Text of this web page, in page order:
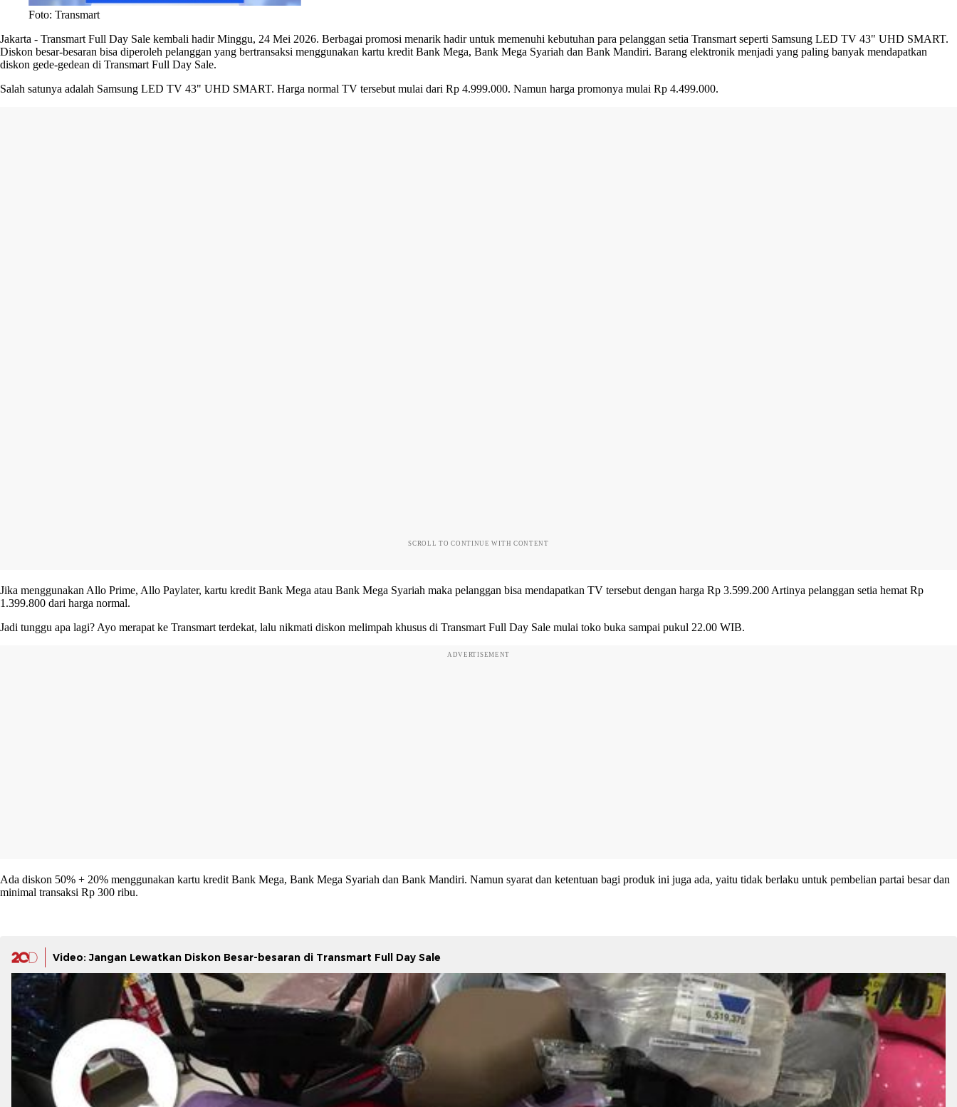
Foto: Transmart
Jakarta - Transmart Full Day Sale kembali hadir Minggu, 24 Mei 2026. Berbagai promosi menarik hadir untuk memenuhi kebutuhan para pelanggan setia Transmart seperti Samsung LED TV 43" UHD SMART.
Diskon besar-besaran bisa diperoleh pelanggan yang bertransaksi menggunakan kartu kredit Bank Mega, Bank Mega Syariah dan Bank Mandiri. Barang elektronik menjadi yang paling banyak mendapatkan
diskon gede-gedean di Transmart Full Day Sale.
Salah satunya adalah Samsung LED TV 43" UHD SMART. Harga normal TV tersebut mulai dari Rp 4.999.000. Namun harga promonya mulai Rp 4.499.000.
SCROLL TO CONTINUE WITH CONTENT
Jika menggunakan Allo Prime, Allo Paylater, kartu kredit Bank Mega atau Bank Mega Syariah maka pelanggan bisa mendapatkan TV tersebut dengan harga Rp 3.599.200 Artinya pelanggan setia hemat Rp
1.399.800 dari harga normal.
Jadi tunggu apa lagi? Ayo merapat ke Transmart terdekat, lalu nikmati diskon melimpah khusus di Transmart Full Day Sale mulai toko buka sampai pukul 22.00 WIB.
ADVERTISEMENT
Ada diskon 50% + 20% menggunakan kartu kredit Bank Mega, Bank Mega Syariah dan Bank Mandiri. Namun syarat dan ketentuan bagi produk ini juga ada, yaitu tidak berlaku untuk pembelian partai besar dan
minimal transaksi Rp 300 ribu.
Video: Jangan Lewatkan Diskon Besar-besaran di Transmart Full Day Sale